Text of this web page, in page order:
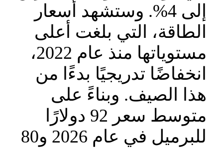
إلى 4%. وستشهد أسعار
الطاقة، التي بلغت أعلى
مستوياتها منذ عام 2022،
انخفاضًا تدريجيًا بدءًا من
هذا الصيف. وبناءً على
متوسط سعر 92 دولارًا
للبرميل في عام 2026 و80